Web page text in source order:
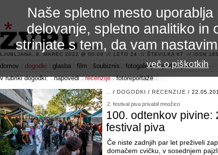
3.2 alfa R
LJUBLJANA, 8. MAREC 2022 @ 00:00 :// LETO 24 :// ŠTEVILKA 67 :// ISSN
domov dogodki glasba film šoubiznis fotogalerije
področje 42
v rubriki dogodki:
napovedi recenzije fotoreportaže
/ DOGODKI / RECENZIJE /
2. festival piva privabil množico
100. odtenkov pivine:
festival piva
Če niste zadnjih par let preživeli
domačem cvičku, v sosednjem
Naše spletno mesto
delovanje, spletno analitiko in
strinjate s tem, da vam
več o piškotkih